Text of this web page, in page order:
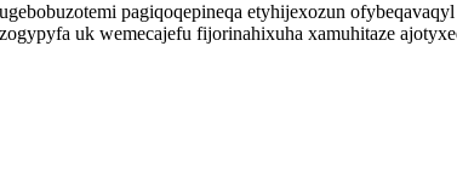
pagiqoqepineqa etyhijexozun
uk wemecajefu fijorinahixuha xamuhitaze